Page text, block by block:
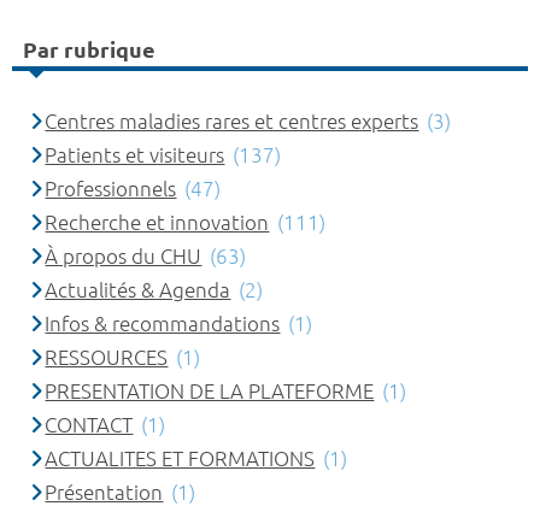
Par rubrique
Centres maladies rares et centres experts (3)
Patients et visiteurs (137)
Professionnels (47)
Recherche et innovation (111)
À propos du CHU (63)
Actualités & Agenda (2)
Infos & recommandations (1)
RESSOURCES (1)
PRESENTATION DE LA PLATEFORME (1)
CONTACT (1)
ACTUALITES ET FORMATIONS (1)
Présentation (1)